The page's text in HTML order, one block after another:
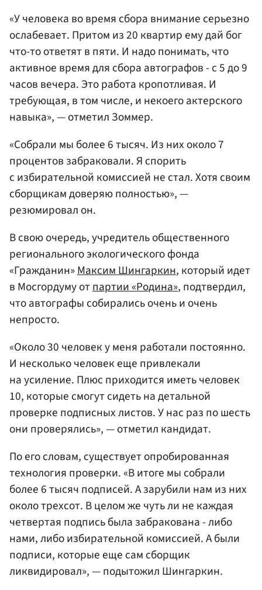
«У человека во время сбора внимание серьезно
ослабевает. Притом из 20 квартир ему дай бог
что-то ответят в пяти. И надо понимать, что
активное время для сбора автографов - с 5 до 9
часов вечера. Это работа кропотливая. И
требующая, в том числе, и некоего актерского
навыка», — отметил Зоммер.
«Собрали мы более 6 тысяч. Из них около 7
процентов забраковали. Я спорить
с избирательной комиссией не стал. Хотя своим
сборщикам доверяю полностью», —
резюмировал он.
В свою очередь, учредитель общественного
регионального экологического фонда
«Гражданин»Максим Шингаркин, который идет
в Мосгордуму отпартии «Родина», подтвердил,
что автографы собирались очень и очень
непросто.
«Около 30 человек у меня работали постоянно.
И несколько человек еще привлекали
на усиление. Плюс приходится иметь человек
10, которые смогут сидеть на детальной
проверке подписных листов. У нас раз по шесть
они проверялись», — отметил кандидат.
По его словам, существует опробированная
технология проверки. «В итоге мы собрали
более 6 тысяч подписей. А зарубили нам из них
около трехсот. В целом же чуть ли не каждая
четвертая подпись была забракована - либо
нами, либо избирательной комиссией. А были
подписи, которые еще сам сборщик
ликвидировал», — подытожил Шингаркин.